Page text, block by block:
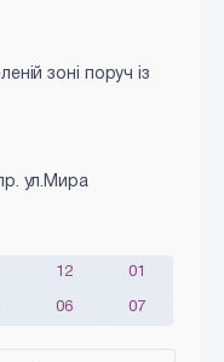
зоні поруч із
ул.Мира
12 01
06 07